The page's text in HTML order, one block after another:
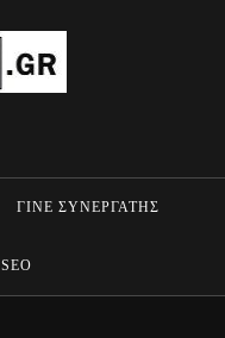
ΓΙΝΕ ΣΥΝΕΡΓΑΤΗΣ
SEO